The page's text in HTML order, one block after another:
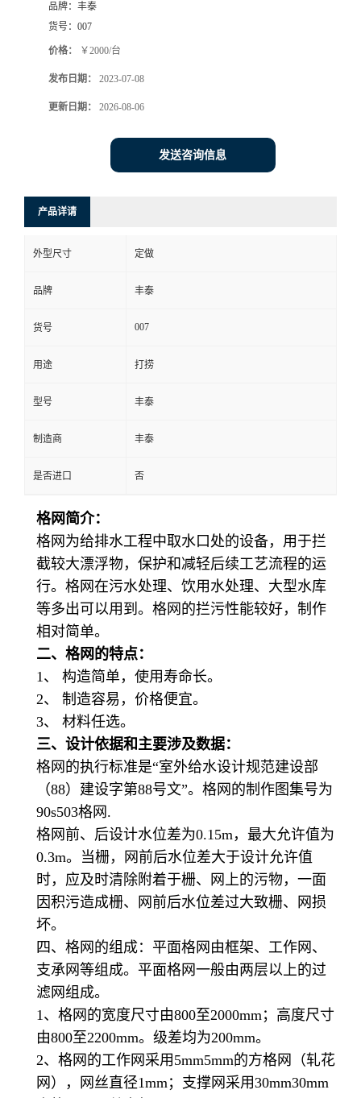
品牌： 丰泰
货号： 007
价格： ￥2000/台
发布日期： 2023-07-08
更新日期： 2026-08-06
发送咨询信息
产品详请
外型尺寸 定做
品牌 丰泰
货号 007
用途 打捞
型号 丰泰
制造商 丰泰
是否进口 否
格网简介：
格网为给排水工程中取水口处的设备，用于拦
截较大漂浮物，保护和减轻后续工艺流程的运
行。格网在污水处理、饮用水处理、大型水库
等多出可以用到。格网的拦污性能较好，制作
相对简单。
二、格网的特点：
1、 构造简单，使用寿命长。
2、 制造容易，价格便宜。
3、 材料任选。
三、设计依据和主要涉及数据：
格网的执行标准是“室外给水设计规范建设部
（88）建设字第88号文”。格网的制作图集号为
90s503格网 .
格网前、后设计水位差为0.15m，最大允许值为
0.3m。当栅，网前后水位差大于设计允许值
时，应及时清除附着于栅、网上的污物，一面
因积污造成栅、网前后水位差过大致栅、网损
坏。
四、格网的组成：平面格网由框架、工作网、
支承网等组成。平面格网一般由两层以上的过
滤网组成。
1、格网的宽度尺寸由800至2000mm；高度尺寸
由800至2200mm。级差均为200mm。
2、格网的工作网采用 5mm5mm的方格网（轧花
网），网丝直径1mm；支撑网采用30mm30mm